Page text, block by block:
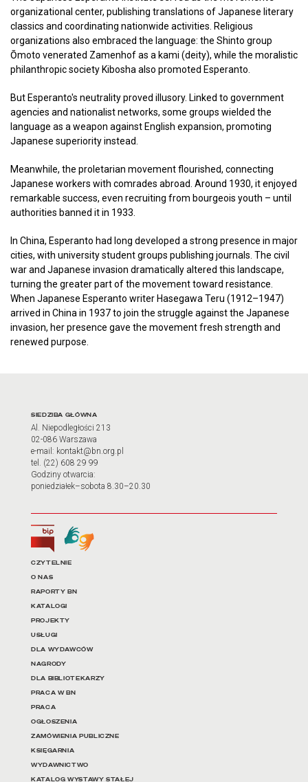
organizational center, publishing translations of Japanese literary
classics and coordinating nationwide activities. Religious
organizations also embraced the language: the Shinto group
Ōmoto venerated Zamenhof as a kami (deity), while the moralistic
philanthropic society Kibosha also promoted Esperanto.
But Esperanto's neutrality proved illusory. Linked to government
agencies and nationalist networks, some groups wielded the
language as a weapon against English expansion, promoting
Japanese superiority instead.
Meanwhile, the proletarian movement flourished, connecting
Japanese workers with comrades abroad. Around 1930, it enjoyed
remarkable success, even recruiting from bourgeois youth – until
authorities banned it in 1933.
In China, Esperanto had long developed a strong presence in major
cities, with university student groups publishing journals. The civil
war and Japanese invasion dramatically altered this landscape,
turning the greater part of the movement toward resistance.
When Japanese Esperanto writer Hasegawa Teru (1912–1947)
arrived in China in 1937 to join the struggle against the Japanese
invasion, her presence gave the movement fresh strength and
renewed purpose.
Adres oraz godziny
SIEDZIBA GŁÓWNA
Al. Niepodległości 213
02-086 Warszawa
e-mail: kontakt@bn.org.pl
tel. (22) 608 29 99
Godziny otwarcia:
poniedziałek–sobota 8.30–20.30
Biuletyn Informacji Publicznej
Tłumacz języka migowego
Linki do najważniejszych
CZYTELNIE
O NAS
RAPORTY BN
KATALOGI
PROJEKTY
USŁUGI
DLA WYDAWCÓW
NAGRODY
DLA BIBLIOTEKARZY
PRACA W BN
PRACA
OGŁOSZENIA
ZAMÓWIENIA PUBLICZNE
KSIĘGARNIA
WYDAWNICTWO
KATALOG WYSTAWY STAŁEJ